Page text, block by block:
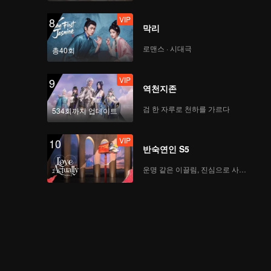
8
총40회
VIP
막리
로맨스 · 시대극
9
534회까지 업데이트
VIP
역천지존
검 한 자루로 천하를 가르다
10 VIP
반숙연인 S5
운명 같은 이끌림, 진심으로 사랑하다